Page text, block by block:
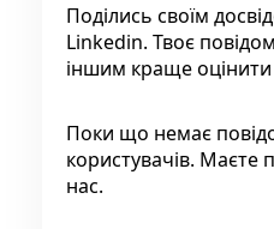
Поділись своїм
Linkedin. Твоє
іншим краще оцінити
Поки що немає
користувачів. Маєте
нас.